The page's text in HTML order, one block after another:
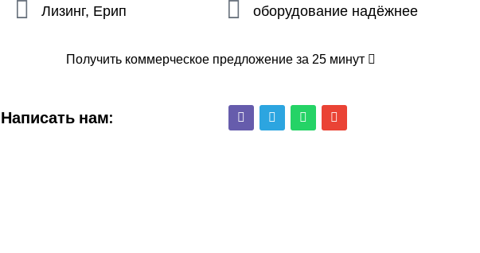
Лизинг, Ерип
оборудование надёжнее
Получить коммерческое предложение за 25 минут
Написать нам: